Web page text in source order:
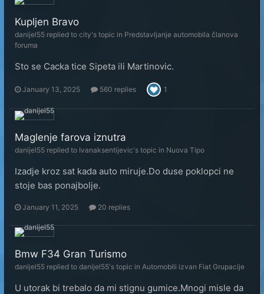
Kupljen Bravo
danijel55 replied to city's topic in Predstavljanje automobila članova
foruma
Sto se Cacka tice Sipeta ili Martinovic.
January 13, 2025 560 replies 1
Maglenje farova iznutra
danijel55 replied to Ivanaksentijevic's topic in Nuova Tipo
Izadje kroz sat kada auto miruje.Do duse poklopci ne
stoje bas ponajbolje.
January 11, 2025 20 replies
Bmw F34 Gran Turismo
danijel55 replied to danijel55's topic in Automobili izvan Fiat Grupacije
U utorak bi trebalo da mi stignu gumice.Mnogi misle da